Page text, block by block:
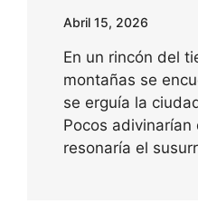
Abril 15, 2026
En un rincón del
montañas se
se erguía la
Pocos adivinarían
resonaría el